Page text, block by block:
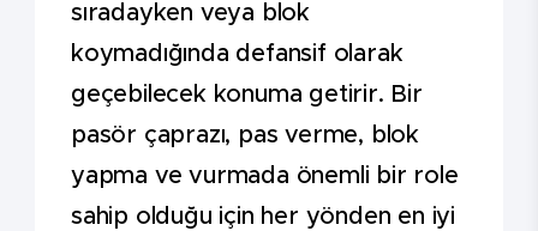
sıradayken veya blok
koymadığında defansif olarak
geçebilecek konuma getirir. Bir
pasör çaprazı, pas verme, blok
yapma ve vurmada önemli bir role
sahip olduğu için her yönden en iyi